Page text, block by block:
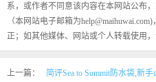
系，或作者不同意该内容在本网站公布
（本网站电子邮箱为
正；如其他媒体、网站或个人转载使用
上一篇： 简评Sea to Summit防水袋,新